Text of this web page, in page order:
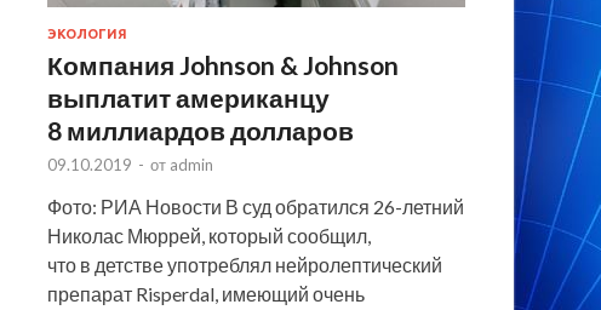
ЭКОЛОГИЯ
Компания Johnson & Johnson
выплатит американцу
8 миллиардов долларов
09.10.2019 - от admin
Фото: РИА Новости В суд обратился 26-летний
Николас Мюррей, который сообщил,
что в детстве употреблял нейролептический
препарат Risperdal, имеющий очень